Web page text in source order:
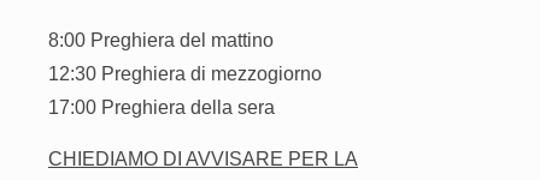
8:00 Preghiera del mattino
12:30 Preghiera di mezzogiorno
17:00 Preghiera della sera
CHIEDIAMO DI AVVISARE PER LA